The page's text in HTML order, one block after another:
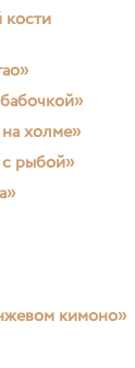
кости
холме»
рыбой»
кимоно»